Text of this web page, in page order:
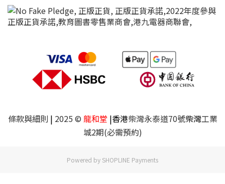
條款與細則 | 2025 © 龍和堂 |香港柴灣永泰道70號柴灣工業
城2期(必需預約)
Powered by SHOPLINE Payments